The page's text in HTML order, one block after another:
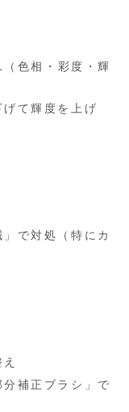
色相・彩度・輝
て輝度を上げ
で対処（特にカ
補正ブラシ」で